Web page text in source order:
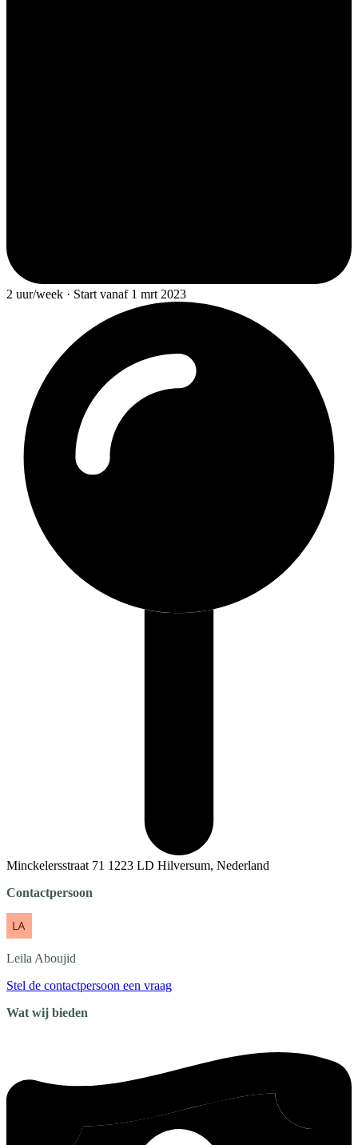
2 uur/week · Start vanaf 1 mrt 2023
Minckelersstraat 71 1223 LD Hilversum, Nederland
Contactpersoon
Leila Aboujid
Stel de contactpersoon een vraag
Wat wij bieden